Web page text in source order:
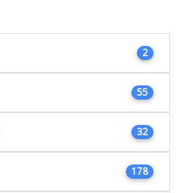
2
55
32
178